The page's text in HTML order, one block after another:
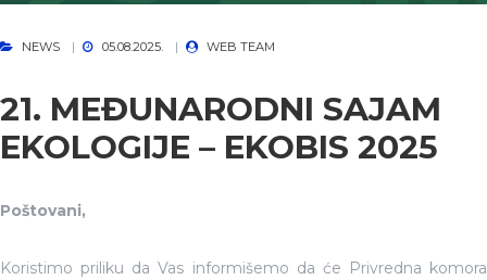
NEWS 05.08.2025. WEB TEAM
21. MEĐUNARODNI SAJAM
EKOLOGIJE – EKOBIS 2025
Poštovani,
Koristimo priliku da Vas informišemo da će Privredna komora